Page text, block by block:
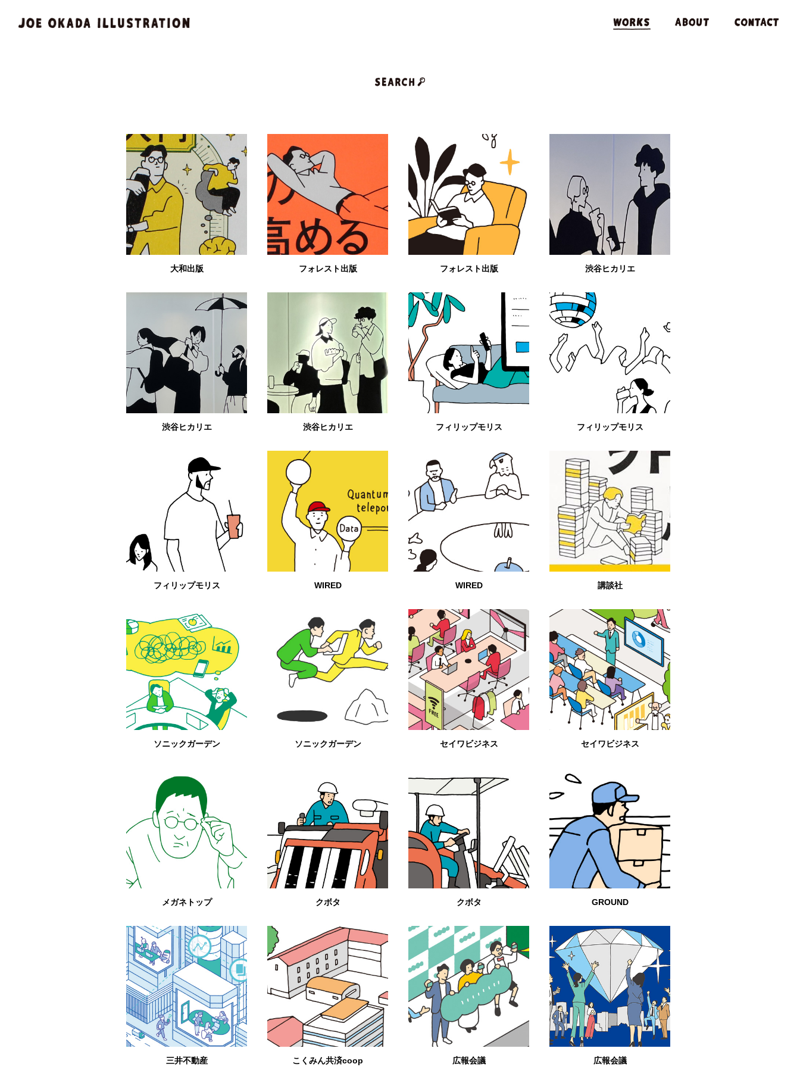
大和出版 フォレスト出版 フォレスト出版 渋谷ヒカリエ
渋谷ヒカリエ 渋谷ヒカリエ フィリップモリス フィリップモリス
フィリップモリス WIRED WIRED 講談社
ソニックガーデン ソニックガーデン セイワビジネス セイワビジネス
メガネトップ クボタ クボタ GROUND
三井不動産 こくみん共済coop 広報会議 広報会議